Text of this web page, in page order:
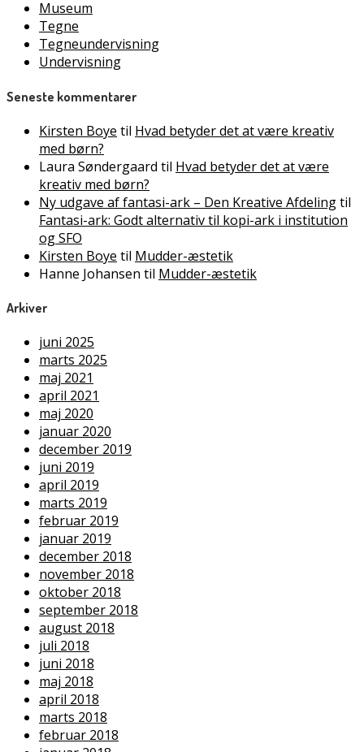
Museum
Tegne
Tegneundervisning
Undervisning
Seneste kommentarer
Kirsten Boye til Hvad betyder det at være kreativ
med børn?
Laura Søndergaard til Hvad betyder det at være
kreativ med børn?
Ny udgave af fantasi-ark – Den Kreative Afdelingtil
Fantasi-ark: Godt alternativ til kopi-ark i institution
og SFO
Kirsten Boye til Mudder-æstetik
Hanne Johansen til Mudder-æstetik
Arkiver
juni 2025
marts 2025
maj 2021
april 2021
maj 2020
januar 2020
december 2019
juni 2019
april 2019
marts 2019
februar 2019
januar 2019
december 2018
november 2018
oktober 2018
september 2018
august 2018
juli 2018
juni 2018
maj 2018
april 2018
marts 2018
februar 2018